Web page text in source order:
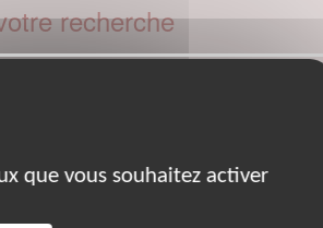
recherche
code postal par celui de votre département.
que vous souhaitez activer